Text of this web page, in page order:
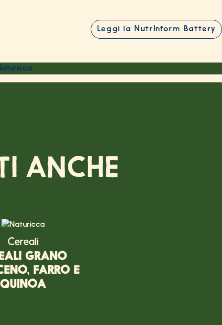
Leggi la NutrInform Battery
ANCHE
Cereali
GRANO
FARRO E
QUINOA